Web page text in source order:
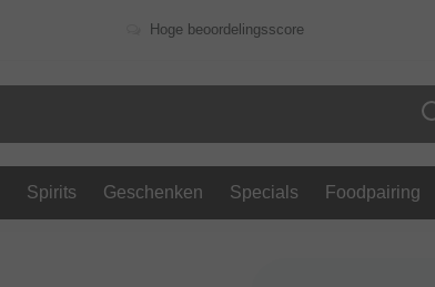
Hoge beoordelingsscore
Spirits Geschenken Specials Foodpairing